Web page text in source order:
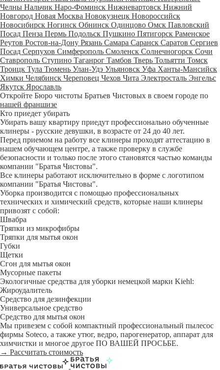
Челны Нальчик Наро-Фоминск Нижневартовск Нижний
Новгород Новая Москва Новокузнецк Новороссийск
Новосибирск Ногинск Обнинск Одинцово Омск Павловский
Посад Пенза Пермь Подольск Пушкино Пятигорск Раменское
Реутов Ростов-на-Дону Рязань Самара Саранск Саратов Сергиев
Посад Серпухов Симферополь Смоленск Солнечногорск Сочи
Ставрополь Ступино Таганрог Тамбов Тверь Тольятти Томск
Троицк Тула Тюмень Улан-Удэ Ульяновск Уфа Ханты-Мансийск
Химки Челябинск Череповец Чехов Чита Электросталь Энгельс
Якутск Ярославль
Откройте Бюро чистоты Братьев Чистовых в своем городе по
нашей франшизе
Кто приедет убирать
Убирать вашу квартиру приедут профессионально обученные
клинеры - русские девушки, в возрасте от 24 до 40 лет.
Перед приемом на работу все клинеры проходят аттестацию в
нашем обучающем центре, а также проверку в службе
безопасности и только после этого становятся частью команды
компании "Братья Чистовы".
Все клинеры работают исключительно в форме с логотипом
компании "Братья Чистовы".
Уборка производится с помощью профессиональных
технических и химический средств, которые наши клинеры
привозят с собой:
Швабра
Тряпки из микрофибры
Тряпки для мытья окон
Губки
Щетки
Сгон для мытья окон
Мусорные пакеты
Экологичные средства для уборки немецкой марки Kiehl:
Жироудалитель
Средство для дезинфекции
Универсальное средство
Средство для мытья окон
Мы привезем с собой компактный профессиональный пылесос
фирмы Soteco, а также утюг, ведро, парогенератор, аппарат для
химчистки и многое другое ПО ВАШЕЙ ПРОСЬБЕ.
→ Рассчитать стоимость